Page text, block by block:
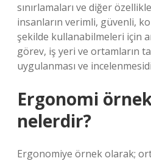
sınırlamaları ve diğer
insanların verimli, güvenli,
şekilde kullanabilmeleri için
görev, iş yeri ve ortamların
uygulanması ve
Ergonomi
nelerdir?
Ergonomiye örnek olarak;